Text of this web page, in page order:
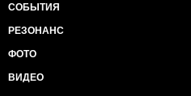
СОБЫТИЯ
РЕЗОНАНС
ФОТО
ВИДЕО